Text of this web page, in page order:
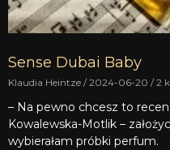
Sense Dubai Baby
Klaudia Heintze 2024-06-20 2
– Na pewno chcesz to
Kowalewska-Motlik –
wybierałam próbki perfum.